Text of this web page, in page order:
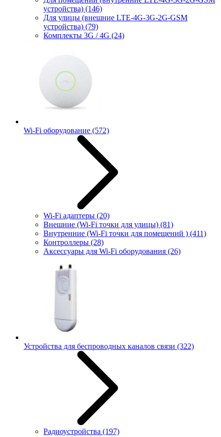
устройства) (146)
Для улицы (внешние LTE-4G-3G-2G-GSM
устройства) (79)
Комплекты 3G / 4G (24)
Wi-Fi оборудование (572)
Wi-Fi адаптеры (20)
Внешние (Wi-Fi точки для улицы) (81)
Внутренние (Wi-Fi точки для помещений ) (411)
Контроллеры (28)
Аксессуары для Wi-Fi оборудования (26)
Устройства для беспроводных каналов связи (322)
Радиоустройства (197)